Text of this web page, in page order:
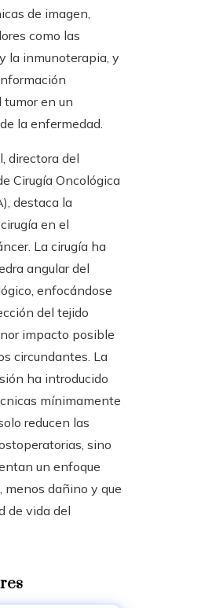
de imagen,
como las
la inmunoterapia, y
tumor en un
la enfermedad.
directora del
Cirugía Oncológica
destaca la
en el
La cirugía ha
angular del
enfocándose
del tejido
impacto posible
circundantes. La
ha introducido
mínimamente
reducen las
sino
un enfoque
menos dañino y que
de vida del